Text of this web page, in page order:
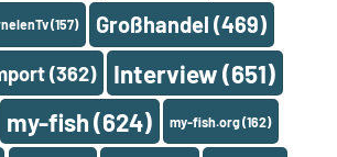
(157) Großhandel (469)
(362) Interview(651)
my-fish(624) my-fish.org(162)